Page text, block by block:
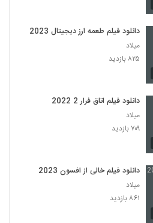
دانلود فیلم طعمه ارز دیجیتال 2023
میلاد
۸۲۵ بازدید
دانلود فیلم اتاق فرار 2 2022
میلاد
۷۰۹ بازدید
دانلود فیلم خالی از افسون 2023
میلاد
۸۶۱ بازدید